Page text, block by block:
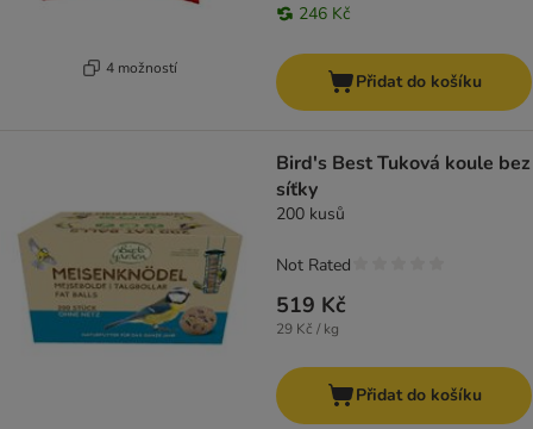
4 možností
246 Kč
Přidat do košíku
Bird's Best Tuková koule bez
síťky
200 kusů
519 Kč
29 Kč / kg
Not Rated
Přidat do košíku